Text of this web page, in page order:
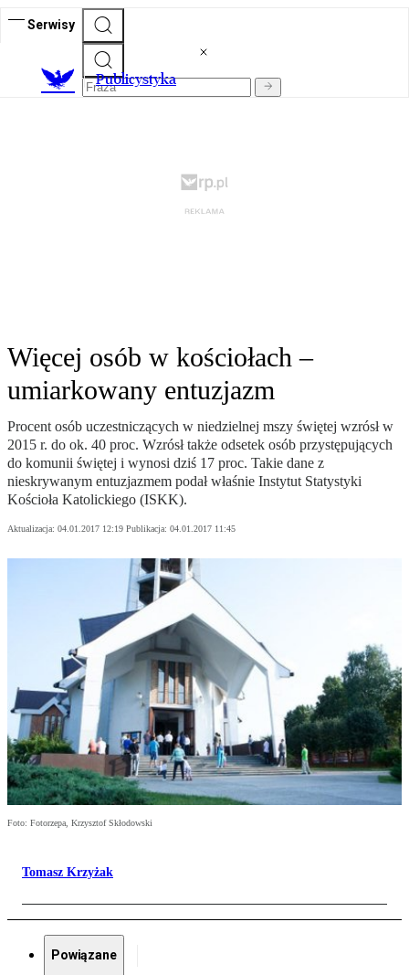
Serwisy
Publicystyka
Więcej osób w kościołach –
umiarkowany entuzjazm
Procent osób uczestniczących w niedzielnej mszy świętej wzrósł w
2015 r. do ok. 40 proc. Wzrósł także odsetek osób przystępujących
do komunii świętej i wynosi dziś 17 proc. Takie dane z
nieskrywanym entuzjazmem podał właśnie Instytut Statystyki
Kościoła Katolickiego (ISKK).
Aktualizacja: 04.01.2017 12:19 Publikacja: 04.01.2017 11:45
Foto: Fotorzepa, Krzysztof Skłodowski
Tomasz Krzyżak
Powiązane